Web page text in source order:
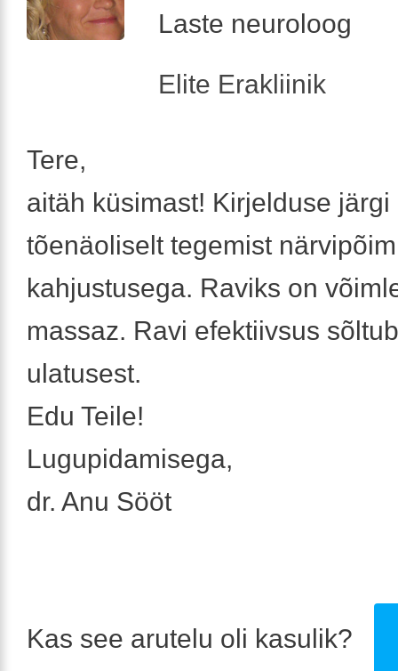
Laste neuroloog
Elite Erakliinik
Tere,
aitäh küsimast! Kirjelduse järgi
tõenäoliselt tegemist
kahjustusega. Raviks on
massaz. Ravi efektiivsus
ulatusest.
Edu Teile!
Lugupidamisega,
dr. Anu Sööt
Kas see arutelu oli kasulik?